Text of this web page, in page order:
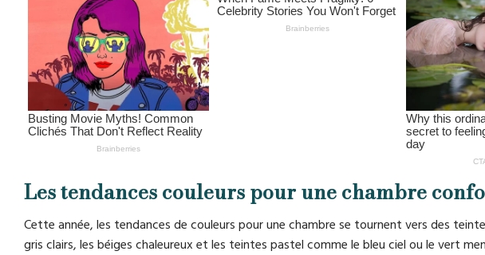
Les tendances couleurs pour une chambre
Cette année, les tendances de couleurs pour une chambre se tournent vers des
gris clairs, les béiges chaleureux et les teintes pastel comme le bleu ciel ou le vert